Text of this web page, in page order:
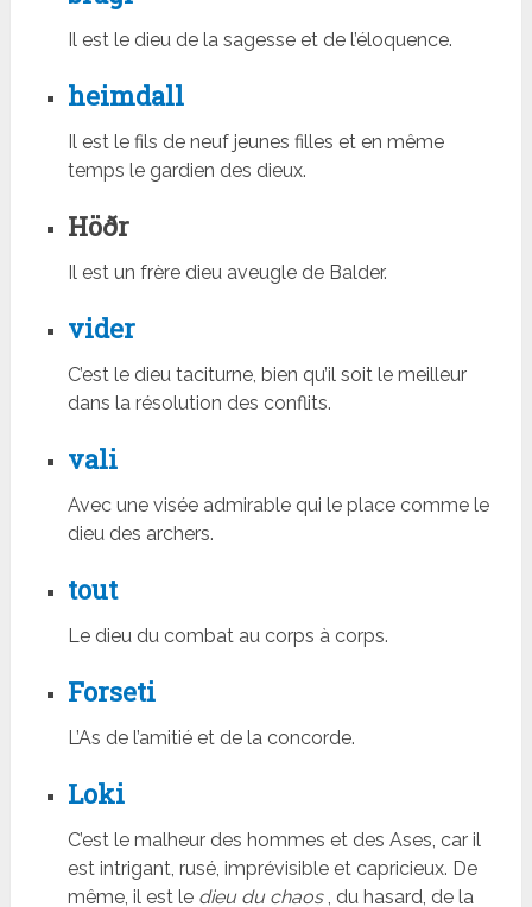
Il est le dieu de la sagesse et de l’éloquence.
heimdall
Il est le fils de neuf jeunes filles et en même
temps le gardien des dieux.
Höðr
Il est un frère dieu aveugle de Balder.
vider
C’est le dieu taciturne, bien qu’il soit le meilleur
dans la résolution des conflits.
vali
Avec une visée admirable qui le place comme le
dieu des archers.
tout
Le dieu du combat au corps à corps.
Forseti
L’As de l’amitié et de la concorde.
Loki
C’est le malheur des hommes et des Ases, car il
est intrigant, rusé, imprévisible et capricieux. De
même, il est le dieu du chaos, du hasard, de la